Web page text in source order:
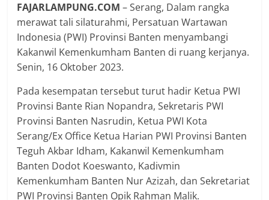
FAJARLAMPUNG.COM – Serang, Dalam rangka
merawat tali silaturahmi, Persatuan Wartawan
Indonesia (PWI) Provinsi Banten menyambangi
Kakanwil Kemenkumham Banten di ruang kerjanya.
Senin, 16 Oktober 2023.
Pada kesempatan tersebut turut hadir Ketua PWI
Provinsi Bante Rian Nopandra, Sekretaris PWI
Provinsi Banten Nasrudin, Ketua PWI Kota
Serang/Ex Office Ketua Harian PWI Provinsi Banten
Teguh Akbar Idham, Kakanwil Kemenkumham
Banten Dodot Koeswanto, Kadivmin
Kemenkumham Banten Nur Azizah, dan Sekretariat
PWI Provinsi Banten Opik Rahman Malik.